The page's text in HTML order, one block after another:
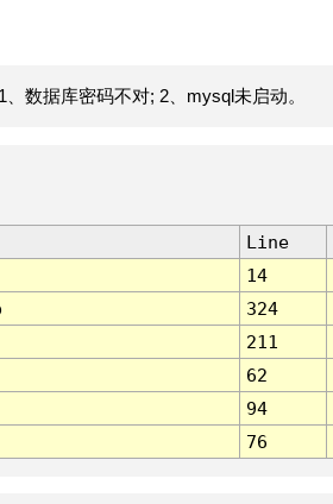
数据库密码不对; 2、mysql未启动。
Line
14
324
211
62
94
76